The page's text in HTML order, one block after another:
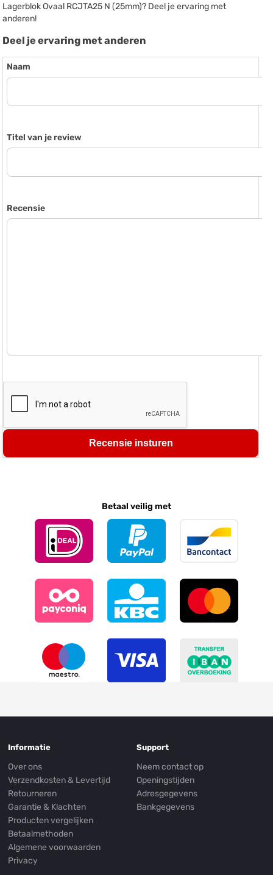
Lagerblok Ovaal RCJTA25 N (25mm)? Deel je ervaring met
anderen!
Deel je ervaring met anderen
Naam
Titel van je review
Recensie
Recensie insturen
Betaal veilig met
Informatie
Over ons
Verzendkosten & Levertijd
Retourneren
Garantie & Klachten
Producten vergelijken
Betaalmethoden
Algemene voorwaarden
Privacy
Support
Neem contact op
Openingstijden
Adresgegevens
Bankgegevens